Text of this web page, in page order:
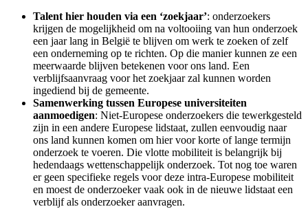
Talent hier houden via een ‘zoekjaar’: onderzoekers
krijgen de mogelijkheid om na voltooiing van hun onderzoek
een jaar lang in België te blijven om werk te zoeken of zelf
een onderneming op te richten. Op die manier kunnen ze een
meerwaarde blijven betekenen voor ons land. Een
verblijfsaanvraag voor het zoekjaar zal kunnen worden
ingediend bij de gemeente.
Samenwerking tussen Europese universiteiten
aanmoedigen: Niet-Europese onderzoekers die tewerkgesteld
zijn in een andere Europese lidstaat, zullen eenvoudig naar
ons land kunnen komen om hier voor korte of lange termijn
onderzoek te voeren. Die vlotte mobiliteit is belangrijk bij
hedendaags wettenschappelijk onderzoek. Tot nog toe waren
er geen specifieke regels voor deze intra-Europese mobiliteit
en moest de onderzoeker vaak ook in de nieuwe lidstaat een
verblijf als onderzoeker aanvragen.